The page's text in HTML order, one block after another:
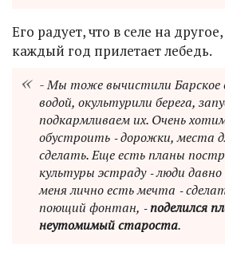
Его радует, что в селе на
каждый год прилетает лебедь.
- Мы тоже вычистили Барское
водой, окультурили берега,
подкармливаем их. Очень
обустроить ‑ дорожки, места
сделать. Еще есть планы
культуры эстраду ‑ люди
меня лично есть мечта ‑
поющий фонтан, ‑поделился
неутомимый староста.